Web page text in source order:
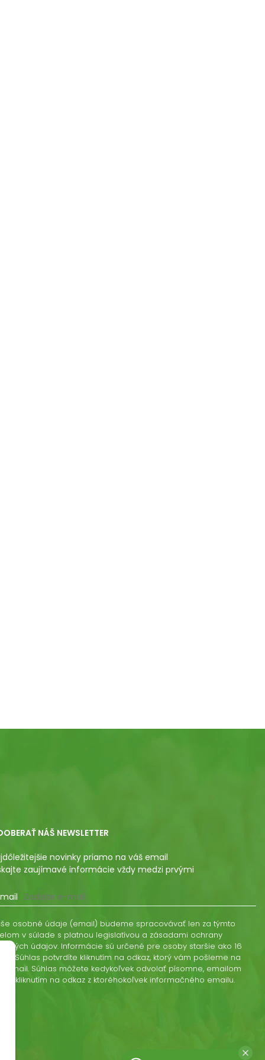
NÁŠ NEWSLETTER
novinky priamo na váš email
zaujímavé informácie vždy medzi prvými
osobné údaje (email) budeme spracovávať len za týmto
v súlade s platnou legislatívou a zásadami ochrany
údajov. Informácie sú určené pre osoby staršie ako 16
Súhlas potvrdíte kliknutím na odkaz, ktorý vám pošleme na
email. Súhlas môžete kedykoľvek odvolať písomne, emailom
kliknutím na odkaz z ktoréhokoľvek informačného emailu.